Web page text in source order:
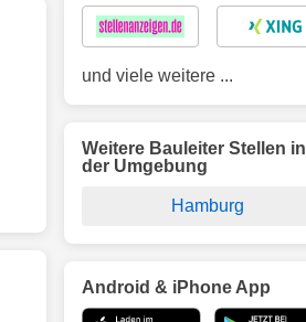
und viele weitere ...
Weitere Bauleiter Stellen in
der Umgebung
Hamburg
Android & iPhone App